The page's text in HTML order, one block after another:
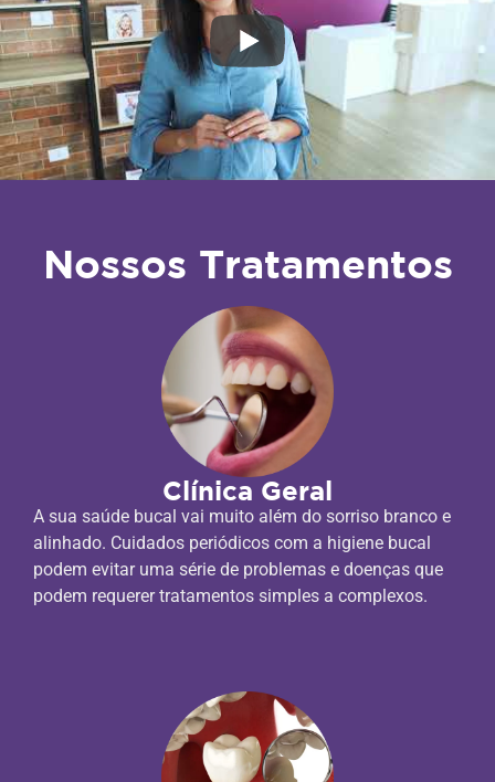
Nossos Tratamentos
Clínica Geral
A sua saúde bucal vai muito além do sorriso branco e
alinhado. Cuidados periódicos com a higiene bucal
podem evitar uma série de problemas e doenças que
podem requerer tratamentos simples a complexos.